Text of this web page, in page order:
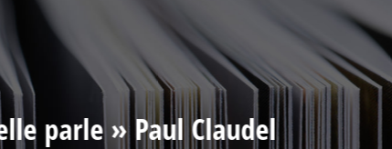
parle » Paul Claudel